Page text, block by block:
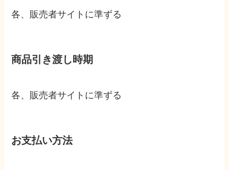
各、販売者サイトに準ずる
商品引き渡し時期
各、販売者サイトに準ずる
お支払い方法